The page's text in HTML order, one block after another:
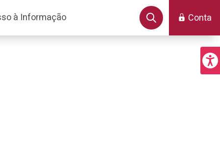
Conta
à Informação